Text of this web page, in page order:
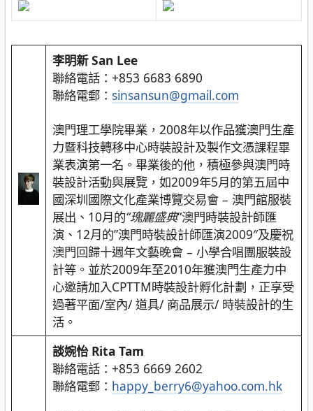
李明新 San Lee
聯絡電話：+853 6683 6890
聯絡電郵： sinsansun@gmail.com
澳門理工學院畢業，2008年以作品獲澳門生產
力暨科技轉移中心時裝設計及製作文憑課程畢
業表演第一名。畢業後的他，積極參與澳門時
裝設計活動與展覽，如2009年5月的第五屆中
國深圳國際文化產業博覽交易會 – 澳門館服裝
展出、10月的“瑰麗盛典“澳門時裝設計師匯
演、12月的”澳門時裝設計師匯演2009″及慶祝
澳門回歸十週年文藝晚會 – 小學合唱團服裝設
計等。並於2009年至2010年獲澳門生產力中
心邀請加入CPTTM時裝設計孵化計劃，正享受
過著平面/室內/ 道具/ 商品展示/ 時裝設計的生
活。
談婉怡 Rita Tam
聯絡電話：+853 6669 2602
聯絡電郵： happy_berry6@yahoo.com.hk